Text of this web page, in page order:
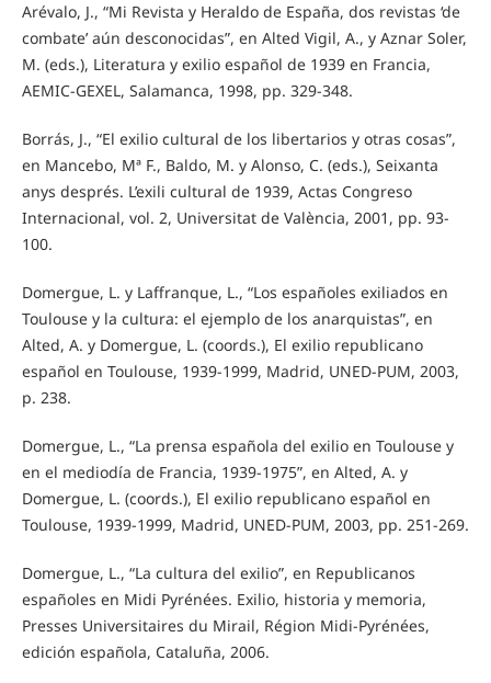
Arévalo, J., “Mi Revista y Heraldo de España, dos revistas ‘de
combate’ aún desconocidas”, en Alted Vigil, A., y Aznar Soler,
M. (eds.), Literatura y exilio español de 1939 en Francia,
AEMIC-GEXEL, Salamanca, 1998, pp. 329-348.
Borrás, J., “El exilio cultural de los libertarios y otras cosas”,
en Mancebo, Mª F., Baldo, M. y Alonso, C. (eds.), Seixanta
anys després. L’exili cultural de 1939, Actas Congreso
Internacional, vol. 2, Universitat de València, 2001, pp. 93-
100.
Domergue, L. y Laffranque, L., “Los españoles exiliados en
Toulouse y la cultura: el ejemplo de los anarquistas”, en
Alted, A. y Domergue, L. (coords.), El exilio republicano
español en Toulouse, 1939-1999, Madrid, UNED-PUM, 2003,
p. 238.
Domergue, L., “La prensa española del exilio en Toulouse y
en el mediodía de Francia, 1939-1975”, en Alted, A. y
Domergue, L. (coords.), El exilio republicano español en
Toulouse, 1939-1999, Madrid, UNED-PUM, 2003, pp. 251-269.
Domergue, L., “La cultura del exilio”, en Republicanos
españoles en Midi Pyrénées. Exilio, historia y memoria,
Presses Universitaires du Mirail, Région Midi-Pyrénées,
edición española, Cataluña, 2006.